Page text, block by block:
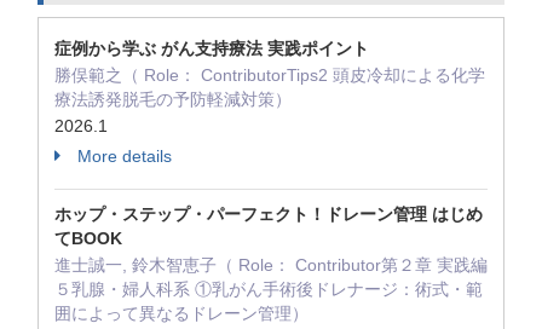
症例から学ぶ がん支持療法 実践ポイント
勝俣範之（ Role： ContributorTips2 頭皮冷却による化学
療法誘発脱毛の予防軽減対策）
2026.1
More details
ホップ・ステップ・パーフェクト！ドレーン管理 はじめ
てBOOK
進士誠一, 鈴木智恵子（ Role： Contributor第２章 実践編
５乳腺・婦人科系 ①乳がん手術後ドレナージ：術式・範
囲によって異なるドレーン管理）